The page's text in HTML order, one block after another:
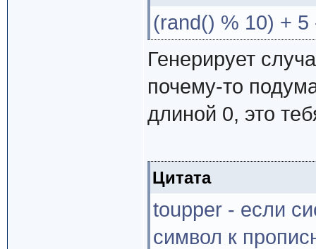
(rand() % 10) + 5
Генерирует
почему-то
длиной 0, это
Цитата
toupper - если
cимвол к